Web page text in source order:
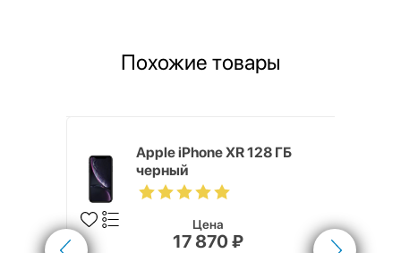
Похожие товары
Apple iPhone XR 128 ГБ
черный
Цена
17 870 ₽